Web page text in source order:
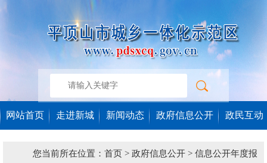
网站首页 走进新城 新闻动态 政府信息公开 政民互动
您当前所在位置： 首页 > 政府信息公开 > 信息公开年度报